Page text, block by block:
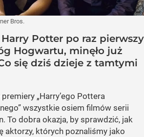
Bros.
Potter po raz pierwszy
Hogwartu, minęło już
się dziś dzieje z tamtymi
„Harry’ego Pottera
wszystkie osiem filmów serii
To dobra okazja, by sprawdzić, jak
aktorzy, których poznaliśmy jako